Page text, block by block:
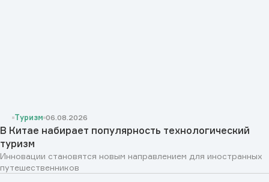
Туризм 06.08.2026
В Китае набирает популярность технологический
туризм
Инновации становятся новым направлением для иностранных
путешественников